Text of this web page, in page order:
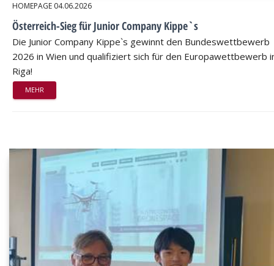
HOMEPAGE 04.06.2026
Österreich-Sieg für Junior Company Kippe`s
Die Junior Company Kippe`s gewinnt den Bundeswettbewerb
2026 in Wien und qualifiziert sich für den Europawettbewerb
Riga!
MEHR